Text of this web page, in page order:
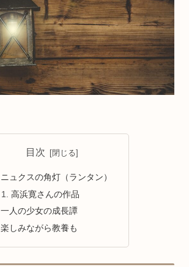
目次
ニュクスの角灯（ランタン）
高浜寛さんの作品
一人の少女の成長譚
楽しみながら教養も